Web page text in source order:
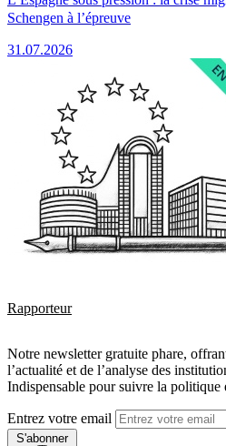
Schengen à l’épreuve
31.07.2026
Rapporteur
Notre newsletter gratuite phare,
l’actualité et de l’analyse des
Indispensable pour suivre la politique
Entrez votre email
S'abonner